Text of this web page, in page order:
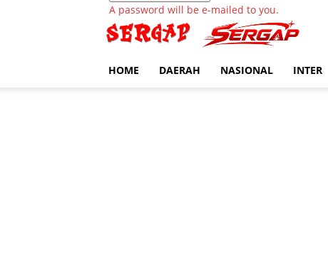
A password will be e-mailed to you.
HOME DAERAH NASIONAL INTER